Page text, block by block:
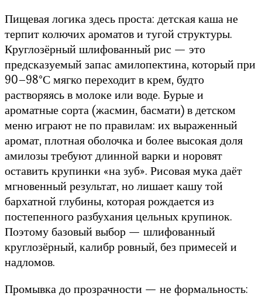
Пищевая логика здесь проста: детская каша не
терпит колючих ароматов и тугой структуры.
Круглозёрный шлифованный рис — это
предсказуемый запас амилопектина, который при
90–98°С мягко переходит в крем, будто
растворяясь в молоке или воде. Бурые и
ароматные сорта (жасмин, басмати) в детском
меню играют не по правилам: их выраженный
аромат, плотная оболочка и более высокая доля
амилозы требуют длинной варки и норовят
оставить крупинки «на зуб». Рисовая мука даёт
мгновенный результат, но лишает кашу той
бархатной глубины, которая рождается из
постепенного разбухания цельных крупинок.
Поэтому базовый выбор — шлифованный
круглозёрный, калибр ровный, без примесей и
надломов.
Промывка до прозрачности — не формальность: